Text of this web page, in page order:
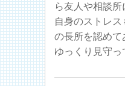
ら友人や相談
自身のストレ
の長所を認めて
ゆっくり見守っ